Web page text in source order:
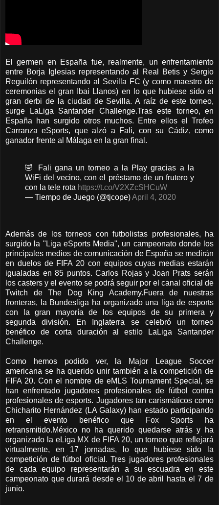
El germen en España fue, realmente, un enfrentamiento
entre Borja Iglesias representando al Real Betis y Sergio
Reguilón representando al Sevilla FC (y como maestro de
ceremonias el gran Ibai Llanos) en lo que hubiese sido el
gran derbi de la ciudad de Sevilla. A raíz de este torneo,
surge LaLiga Santander Challenge.Tras este torneo, en
España han surgido otros muchos. Entre ellos el Trofeo
Carranza eSports, que alzó a Fali, con su Cádiz, como
ganador frente al Málaga en la gran final.
🤣 Fali gana un torneo a la Play gracias a la
WiFi del vecino, con el préstamo de un frutero y
con la tele rota https://t.co/V2XZcSHCuW
— Tiempo de Juego (@tjcope)April 4, 2020
Además de los torneos con futbolistas profesionales, ha
surgido la "Liga eSports Media", un campeonato donde los
principales medios de comunicación de España se medirán
en duelos de FIFA 20 con equipos cuyas medias estarán
igualadas en 85 puntos. Carlos Rojas y Joan Prats serán
los casters y el evento se podrá seguir por el canal oficial de
Twitch de The Dog King Academy.Fuera de nuestras
fronteras, la Bundesliga ha organizado una liga de esports
con la gran mayoría de los equipos de su primera y
segunda división. En Inglaterra se celebró un torneo
benéfico de corta duración al estilo LaLiga Santander
Challenge.
Como hemos podido ver, la Major League Soccer
americana se ha querido unir también a la competición de
FIFA 20. Con el nombre de eMLS Tournament Special, se
han enfrentado jugadores profesionales de fútbol contra
profesionales de esports. Jugadores tan carismáticos como
Chicharito Hernández (LA Galaxy) han estado participando
en el evento benéfico que Fox Sports ha
retransmitido.México no ha querido quedarse atrás y ha
organizado la eLiga MX de FIFA 20, un torneo que reflejará
virtualmente, en 17 jornadas, lo que hubiese sido la
competición de fútbol oficial. Tres jugadores profesionales
de cada equipo representarán a su escuadra en este
campeonato que durará desde el 10 de abril hasta el 7 de
junio.